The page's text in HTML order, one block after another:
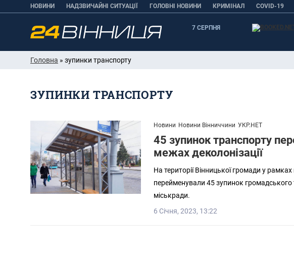
НОВИНИ НАДЗВИЧАЙНІ СИТУАЦІЇ ГОЛОВНІ НОВИНИ КРИМІНАЛ COVID-19
7 СЕРПНЯ
Головна » зупинки транспорту
ЗУПИНКИ ТРАНСПОРТУ
Новини Новини Вінниччини УКР.НЕТ
45 зупинок транспорту
межах деколонізації
На території Вінницької громади у рамках
перейменували 45 зупинок громадського
міськради.
6 Січня, 2023, 13:22